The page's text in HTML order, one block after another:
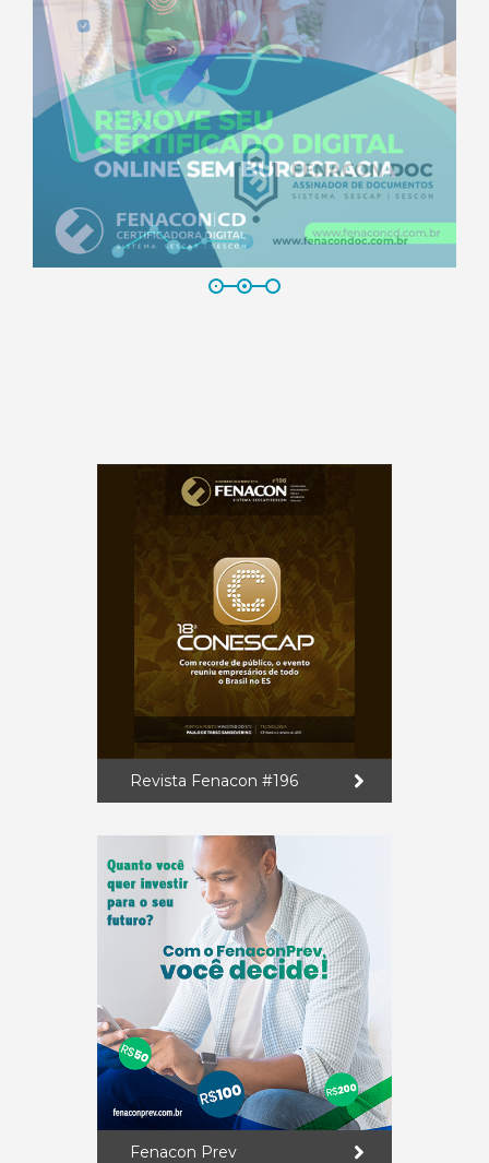
Revista Fenacon #196
Fenacon Prev